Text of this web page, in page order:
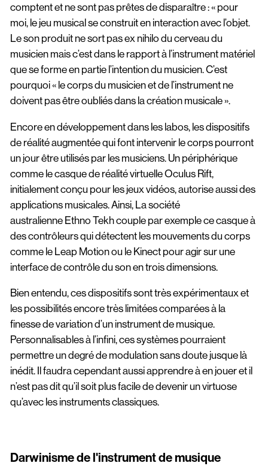
comptent et ne sont pas prêtes de disparaître : « pour
moi, le jeu musical se construit en interaction avec l’objet.
Le son produit ne sort pas ex nihilo du cerveau du
musicien mais c’est dans le rapport à l’instrument matériel
que se forme en partie l’intention du musicien. C’est
pourquoi « le corps du musicien et de l’instrument ne
doivent pas être oubliés dans la création musicale ».
Encore en développement dans les labos, les dispositifs
de réalité augmentée qui font intervenir le corps pourront
un jour être utilisés par les musiciens. Un périphérique
comme le casque de réalité virtuelle Oculus Rift,
initialement conçu pour les jeux vidéos, autorise aussi des
applications musicales. Ainsi, La société
australienne Ethno Tekh couple par exemple ce casque à
des contrôleurs qui détectent les mouvements du corps
comme le Leap Motion ou le Kinect pour agir sur une
interface de contrôle du son en trois dimensions.
Bien entendu, ces dispositifs sont très expérimentaux et
les possibilités encore très limitées comparées à la
finesse de variation d’un instrument de musique.
Personnalisables à l’infini, ces systèmes pourraient
permettre un degré de modulation sans doute jusque là
inédit. Il faudra cependant aussi apprendre à en jouer et il
n’est pas dit qu’il soit plus facile de devenir un virtuose
qu’avec les instruments classiques.
Darwinisme de l'instrument de musique